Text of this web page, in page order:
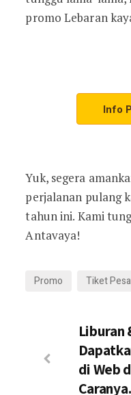
promo Lebaran
Info
Yuk, segera
perjalanan pulang
tahun ini. Kami
Antavaya!
Promo Tiket
Liburan
di Web